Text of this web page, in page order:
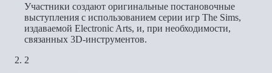
Участники создают оригинальные постановочные
выступления с использованием серии игр The Sims,
издаваемой Electronic Arts, и, при необходимости,
связанных 3D-инструментов.
2